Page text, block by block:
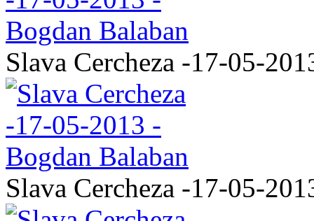
Slava Cercheza -17-05-
Slava Cercheza -17-05-